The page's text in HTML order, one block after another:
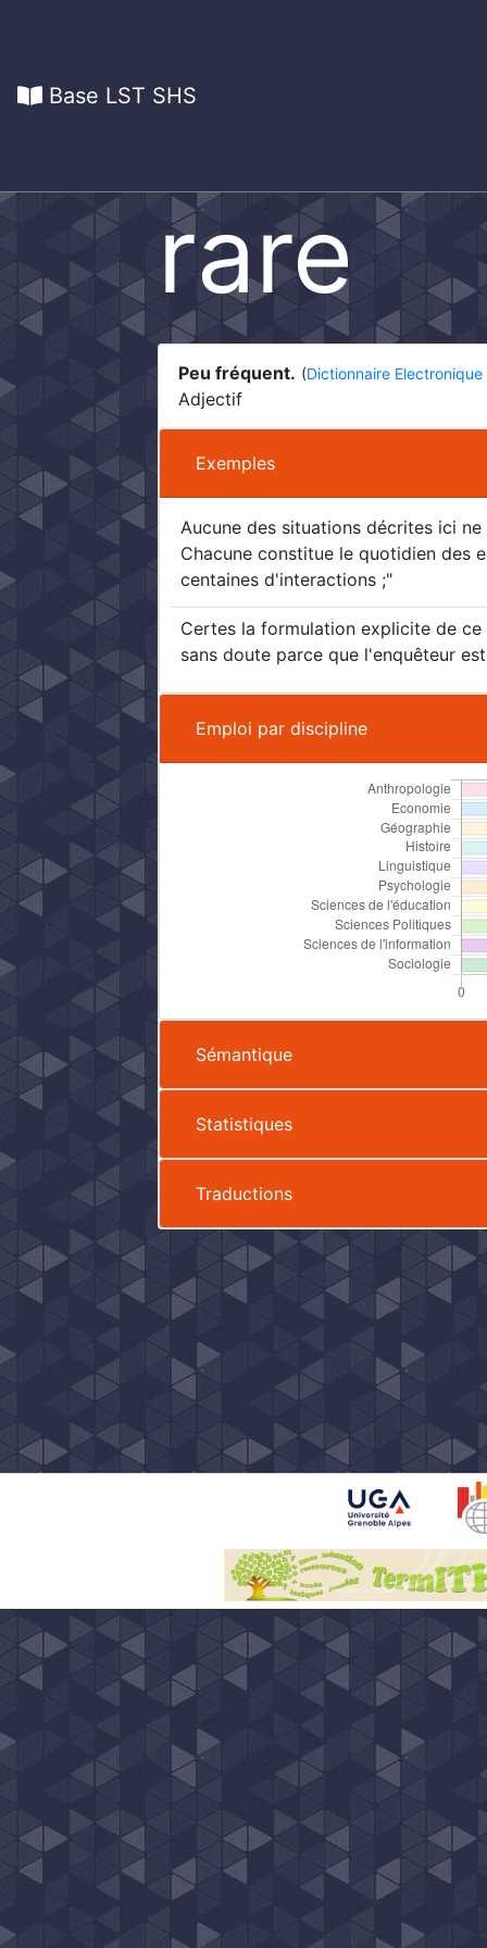
Base LST SHS
rare
Peu fréquent. (Dictionnaire
Adjectif
Exemples
Aucune des situations décrites ici
Chacune constitue le quotidien des
centaines d'interactions ;"
Certes la formulation explicite de
sans doute parce que l'enquêteur
Emploi par discipline
Sémantique
Statistiques
Traductions